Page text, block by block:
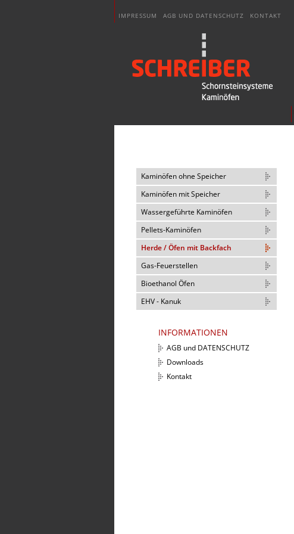
IMPRESSUM AGB UND DATENSCHUTZ KONTAKT
Kaminöfen ohne Speicher
Kaminöfen mit Speicher
Wassergeführte Kaminöfen
Pellets-Kaminöfen
Herde / Öfen mit Backfach
Gas-Feuerstellen
Bioethanol Öfen
EHV - Kanuk
INFORMATIONEN
AGB und DATENSCHUTZ
Downloads
Kontakt